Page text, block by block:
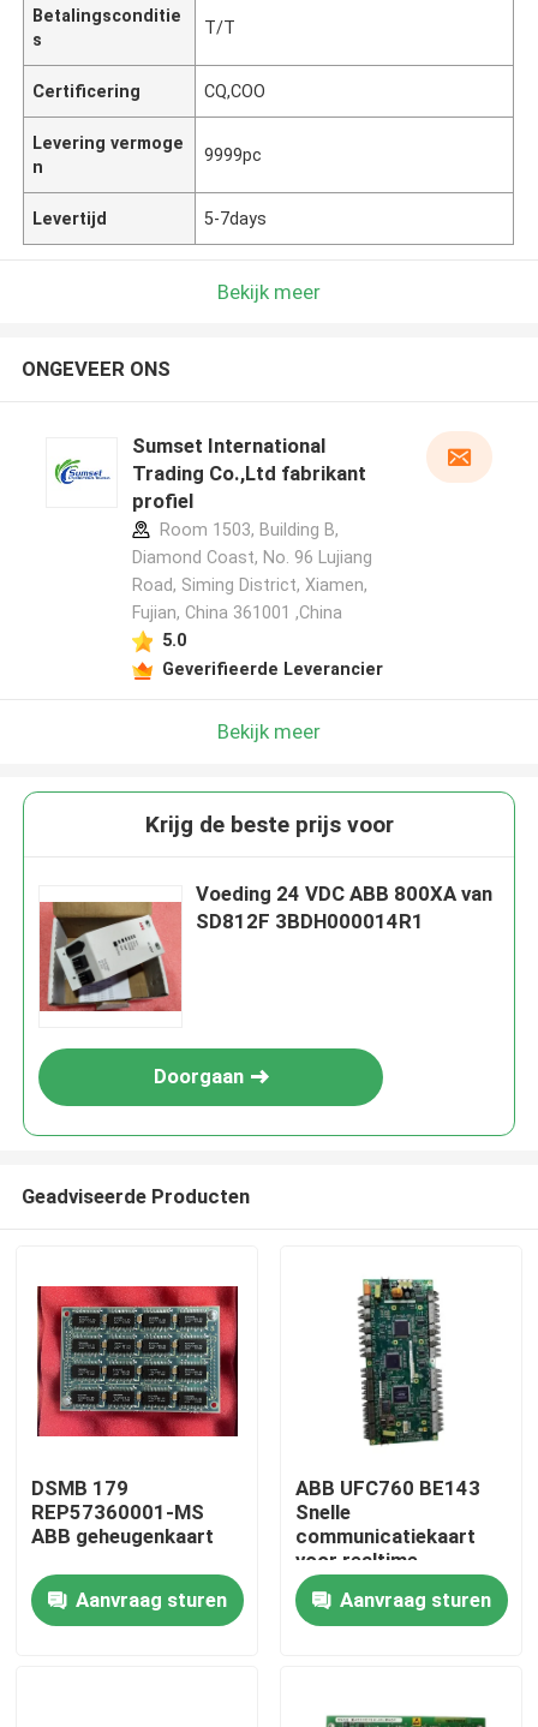
Betalingsconditie
s
T/T
Certificering CQ,COO
Levering vermoge
n
9999pc
Levertijd 5-7days
Bekijk meer
ONGEVEER ONS
Sumset International
Trading Co.,Ltd fabrikant
profiel
Room 1503, Building B,
Diamond Coast, No. 96 Lujiang
Road, Siming District, Xiamen,
Fujian, China 361001 ,China
5.0
Geverifieerde Leverancier
Bekijk meer
Krijg de beste prijs voor
Voeding 24 VDC ABB 800XA van
SD812F 3BDH000014R1
Doorgaan
Geadviseerde Producten
DSMB 179
REP57360001-MS
ABB geheugenkaart
Aanvraag sturen
ABB UFC760 BE143
Snelle
communicatiekaart
voor realtime
gegevensoverdracht
in zware
fabrieksomstandigheden
Aanvraag sturen